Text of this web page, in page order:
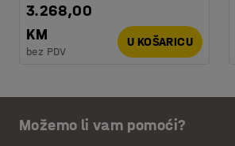
3.268,00
KM
bez PDV
U KOŠARICU
Možemo li vam pomoći?